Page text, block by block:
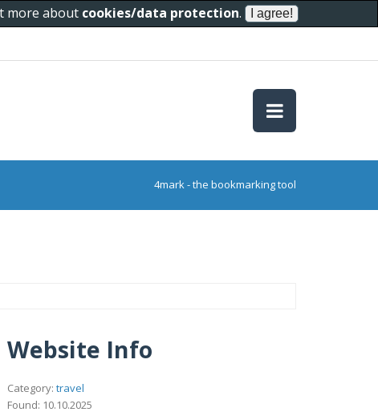
more about cookies/data protection.
4mark - the bookmarking tool
Website Info
Category: travel
Found: 10.10.2025